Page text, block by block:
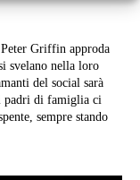
Griffin approda
svelano nella loro
del social sarà
sempre stando